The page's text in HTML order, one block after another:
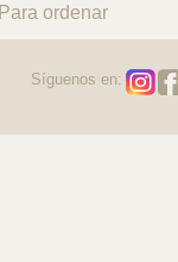
Para ordenar
Síguenos en: